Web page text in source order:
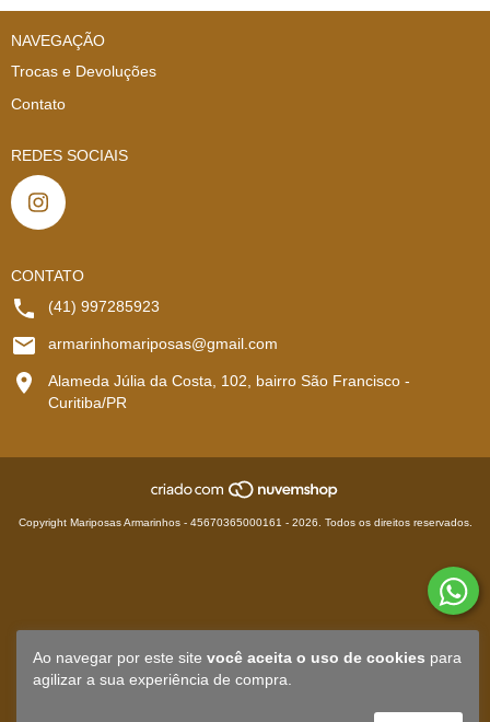
Ao navegar por este site você aceita o uso de cookies para
agilizar a sua experiência de compra.
NAVEGAÇÃO
Trocas e Devoluções
Contato
REDES SOCIAIS
CONTATO
(41) 997285923
armarinhomariposas@gmail.com
Alameda Júlia da Costa, 102, bairro São Francisco -
Curitiba/PR
Copyright Mariposas Armarinhos - 45670365000161 - 2026. Todos os direitos reservados.